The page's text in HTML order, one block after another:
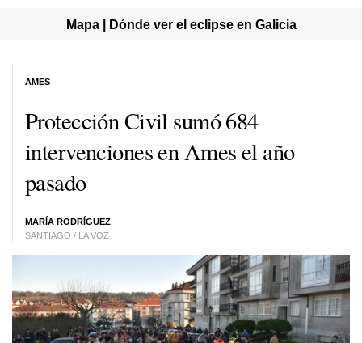
Mapa | Dónde ver el eclipse en Galicia
Protección Civil sumó 684
intervenciones en Ames el año
pasado
MARÍA RODRÍGUEZ
SANTIAGO / LA VOZ
AMES